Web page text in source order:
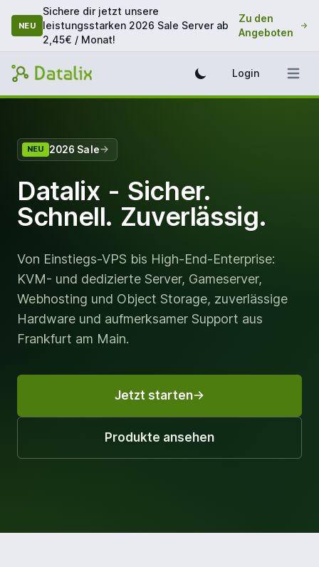
NEU
Sichere dir jetzt unsere
leistungsstarken 2026 Sale Server ab
2,45€ / Monat!
Zu den
Angeboten
Login
NEU 2026 Sale
Datalix - Sicher.
Schnell. Zuverlässig.
Von Einstiegs-VPS bis High-End-Enterprise:
KVM- und dedizierte Server, Gameserver,
Webhosting und Object Storage, zuverlässige
Hardware und aufmerksamer Support aus
Frankfurt am Main.
Jetzt starten
Produkte ansehen